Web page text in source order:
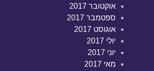
אוקטובר 2017
ספטמבר 2017
אוגוסט 2017
יולי 2017
יוני 2017
מאי 2017